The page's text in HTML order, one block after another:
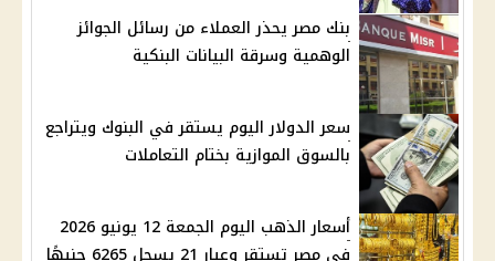
بنك مصر يحذر العملاء من رسائل الجوائز
الوهمية وسرقة البيانات البنكية
سعر الدولار اليوم يستقر في البنوك ويتراجع
بالسوق الموازية بختام التعاملات
أسعار الذهب اليوم الجمعة 12 يونيو 2026